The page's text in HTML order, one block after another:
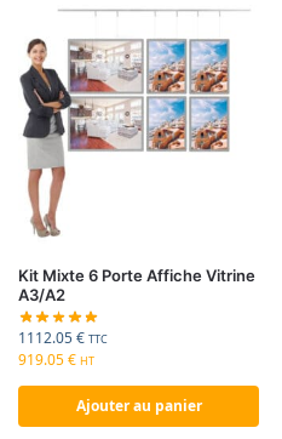
Kit Mixte 6 Porte Affiche Vitrine
A3/A2
1112.05€ TTC
919.05€ HT
Ajouter au panier